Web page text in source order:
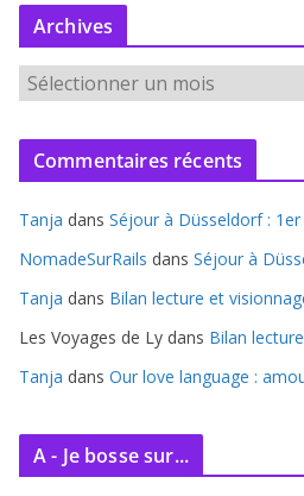
Archives
r
c
v
e
Commentaires récents
Tanja dans Séjour à Düsseldorf :
NomadeSurRails dans Séjour à
Tanja dans Bilan lecture et
Les Voyages de Ly dans Bilan
Tanja dans Our love language :
A - Je bosse sur...